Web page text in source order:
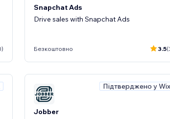
Snapchat Ads
Drive sales with Snapchat Ads
Безкоштовно 3.5
Підтверджено у Wix
Jobber